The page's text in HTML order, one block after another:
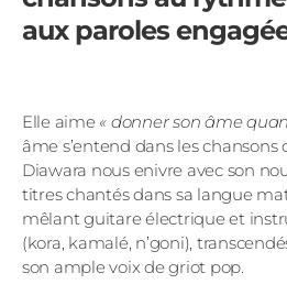
aux paroles
Elle aime « donner son âme
âme s’entend dans les
Diawara nous enivre avec son
titres chantés dans sa langue
mêlant guitare électrique et
(kora, kamalé, n’goni),
son ample voix de griot pop.